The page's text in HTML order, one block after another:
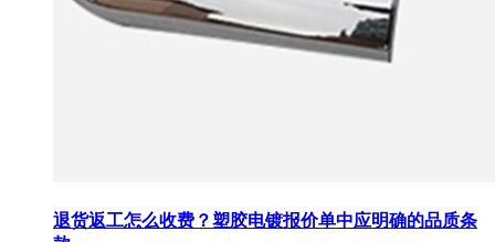
退货返工怎么收费？塑胶电镀报价单中应明确的品质条